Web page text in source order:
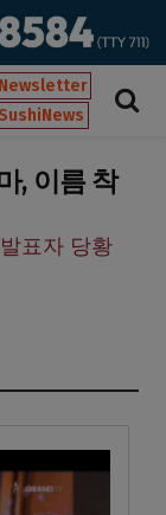
Newsletter
SushiNews
, 이름 착
표자 당황